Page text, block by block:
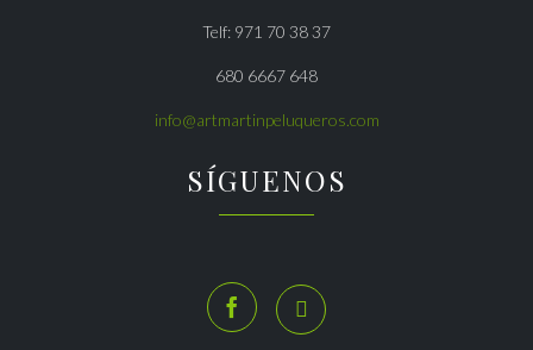
Telf: 971 70 38 37
680 6667 648
info@artmartinpeluqueros.com
SÍGUENOS
 